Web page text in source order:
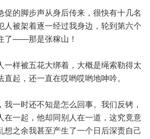
促的脚步声从身后传来，很快有十几名
人被架着逐一经过我身边，轮到第六个
了——那是张稼山！
一样被五花大绑着，大概是绳索勒得太
直起，还一直在哎哟哎哟地呻吟。
我一时还不知是怎么回事。我们反铐，
在一起，他却同别人在一道，这究竟意
想之余我甚至产生了一个日后深责自己